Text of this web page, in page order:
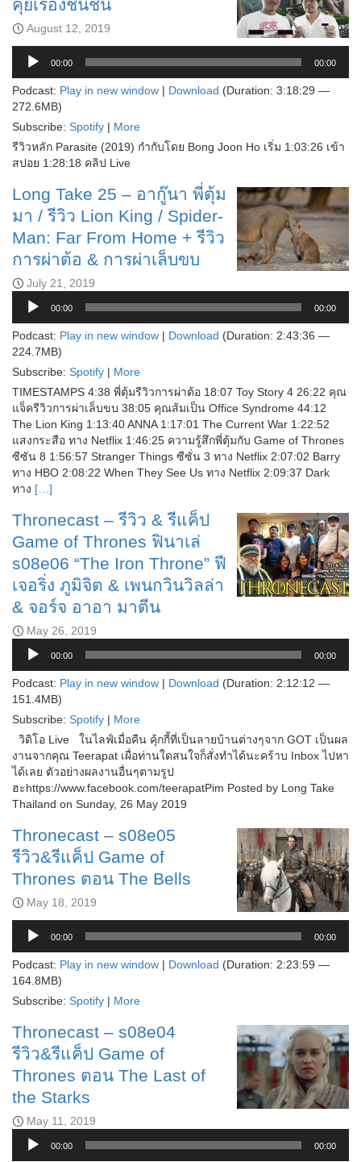
คุยเรื่องชนชั้น
August 12, 2019
Audio
Player
00:00 00:00
Podcast: Play in new window | Download (Duration: 3:18:29 —
272.6MB)
Subscribe: Spotify | More
รีวิวหลัก Parasite (2019) กำกับโดย Bong Joon Ho เริ่ม 1:03:26 เข้า
สปอย 1:28:18 คลิป Live
Long Take 25 – อากู๊นา พี่ตุ้ม
มา / รีวิว Lion King / Spider-
Man: Far From Home + รีวิว
การผ่าต้อ & การผ่าเล็บขบ
July 21, 2019
Audio
Player
00:00 00:00
Podcast: Play in new window | Download (Duration: 2:43:36 —
224.7MB)
Subscribe: Spotify | More
TIMESTAMPS 4:38 พี่ตุ้มรีวิวการผ่าต้อ 18:07 Toy Story 4 26:22 คุณ
แจ็ครีวิวการผ่าเล็บขบ 38:05 คุณส้มเป็น Office Syndrome 44:12
The Lion King 1:13:40 ANNA 1:17:01 The Current War 1:22:52
แสงกระสือ ทาง Netflix 1:46:25 ความรู้สึกพี่ตุ้มกับ Game of Thrones
ซีซัน 8 1:56:57 Stranger Things ซีซั่น 3 ทาง Netflix 2:07:02 Barry
ทาง HBO 2:08:22 When They See Us ทาง Netflix 2:09:37 Dark
ทาง […]
Thronecast – รีวิว & รีแค็ป
Game of Thrones ฟินาเล่
s08e06 “The Iron Throne” ฟี
เจอริ่ง ภูมิจิต & เพนกวินวิลล่า
& จอร์จ อาอา มาตีน
May 26, 2019
Audio
Player
00:00 00:00
Podcast: Play in new window | Download (Duration: 2:12:12 —
151.4MB)
Subscribe: Spotify | More
วิดิโอ Live ในไลฟ์เมื่อคืน คุ้กกี้ที่เป็นลายบ้านต่างๆจาก GOT เป็นผล
งานจากคุณ Teerapat เผื่อท่านใดสนใจก็สั่งทำได้นะคร้าบ Inbox ไปหา
ได้เลย ตัวอย่างผลงานอื่นๆตามรูป
ฮะhttps://www.facebook.com/teerapatPim Posted by Long Take
Thailand on Sunday, 26 May 2019
Thronecast – s08e05
รีวิว&รีแค็ป Game of
Thrones ตอน The Bells
May 18, 2019
Audio
Player
00:00 00:00
Podcast: Play in new window | Download (Duration: 2:23:59 —
164.8MB)
Subscribe: Spotify | More
Thronecast – s08e04
รีวิว&รีแค็ป Game of
Thrones ตอน The Last of
the Starks
May 11, 2019
Audio
Player
00:00 00:00